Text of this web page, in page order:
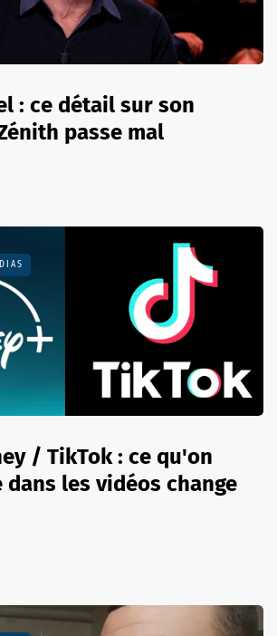
: ce détail sur son
passe mal
/ TikTok : ce qu'on
les vidéos change